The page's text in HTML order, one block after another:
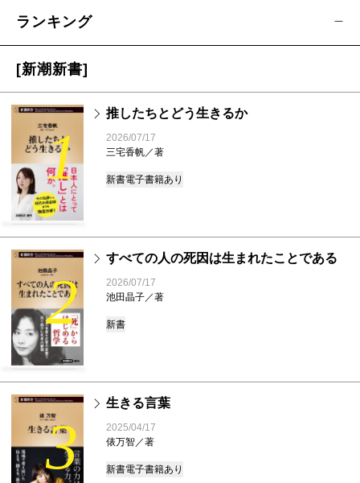
ランキング
[新潮新書]
1
推したちとどう生きるか
2026/07/17
三宅香帆／著
新書電子書籍あり
2
すべての人の死因は生まれたことである
2026/07/17
池田晶子／著
新書
3
生きる言葉
2025/04/17
俵万智／著
新書電子書籍あり